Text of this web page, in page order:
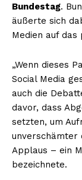
Bundestag.
äußerte sich
Medien auf
„Wenn dieses
Social Media
auch die
davor, dass
setzten, um
unverschämter
Applaus – ein
bezeichnete.